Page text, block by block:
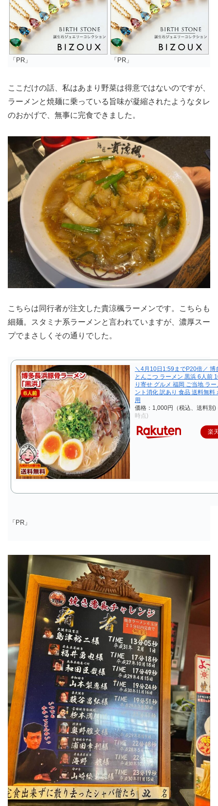
「PR」 「PR」
ここだけの話、私はあまり野菜は得意ではないのですが、
ラーメンと焼麺に乗っている旨味が凝縮されたようなタレ
のおかげで、無事に完食できました。
こちらは同行者が注文した貴涼楓ラーメンです。こちらも
細麺。スタミナ系ラーメンと言われていますが、濃厚スー
プでまさしくその通りでした。
＼4月10日1:59までP20倍／ 博
とんこつ ラーメン 黒浜 6人前
り寄せ グルメ 福岡 ご当地 ラ
ント消化 訳あり 食品 送料無料
用
価格：1,000円（税込、送料別)
時点)
楽
「PR」